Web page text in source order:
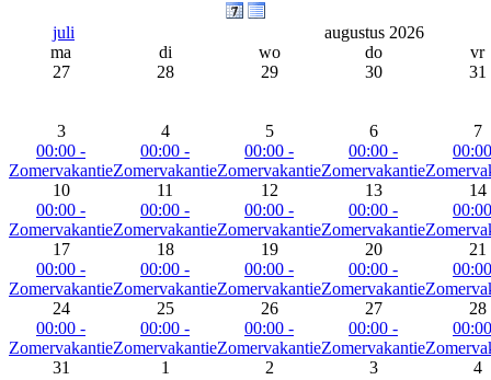
juli
augustus 2026
ma
di wo do
vr
27
28 29 30 31
3
00:00 -
Zomervakantie
4
00:00 -
Zomervakantie
5
00:00 -
Zomervakantie
6
00:00 -
Zomervakantie
7
10
00:00 -
Zomervakantie
11
00:00 -
Zomervakantie
12
00:00 -
Zomervakantie
13
00:00 -
Zomervakantie
14
17
00:00 -
Zomervakantie
18
00:00 -
Zomervakantie
19
00:00 -
Zomervakantie
20
00:00 -
Zomervakantie
21
24
00:00 -
Zomervakantie
25
00:00 -
Zomervakantie
26
00:00 -
Zomervakantie
27
00:00 -
Zomervakantie
28
31
1 2 3 4